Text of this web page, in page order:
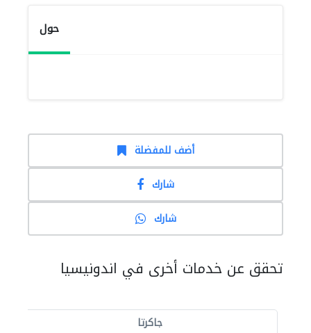
حول
أضف للمفضلة
شارك
شارك
تحقق عن خدمات أخرى في اندونيسيا
جاكرتا